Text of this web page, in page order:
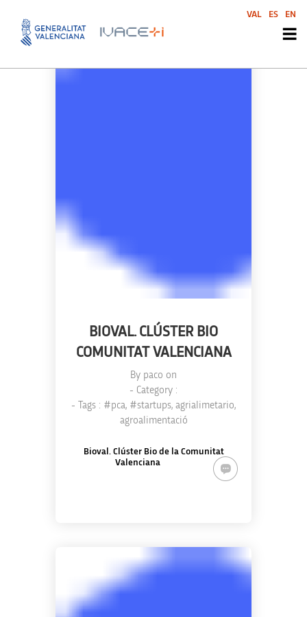
BIOVAL. CLÚSTER BIO
COMUNITAT VALENCIANA
By paco on
- Category :
- Tags : #pca, #startups, agrialimetario,
agroalimentació
Bioval. Clúster Bio de la Comunitat
Valenciana
VAL ES EN